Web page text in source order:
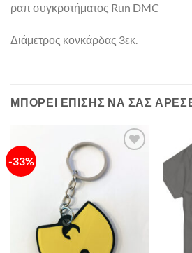
ραπ συγκροτήματος Run DMC
Διάμετρος κονκάρδας 3εκ.
ΜΠΟΡΕΊ ΕΠΊΣΗΣ ΝΑ ΣΑΣ
-33%
Πρόσθήκη
στην λίστα
επιθυμιών